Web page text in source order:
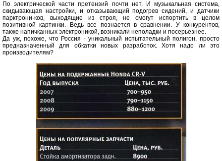
По электрической части претензий почти нет. И музыкальная система,
скидывающая настройки, и отказывающий подогрев сидений, и датчики
парктрони-ков, выходящие из строя, не смогут испортить в целом
позитивной картинки. Ведь все познается в сравнении. У конкурентов,
также напичканных электроникой, возникали неполадки и посерьезнее.
Да уж, похоже, что Россия - уникальный испытательный полигон, просто
предназначенный для обкатки новых разработок. Хотя надо ли это
производителям?